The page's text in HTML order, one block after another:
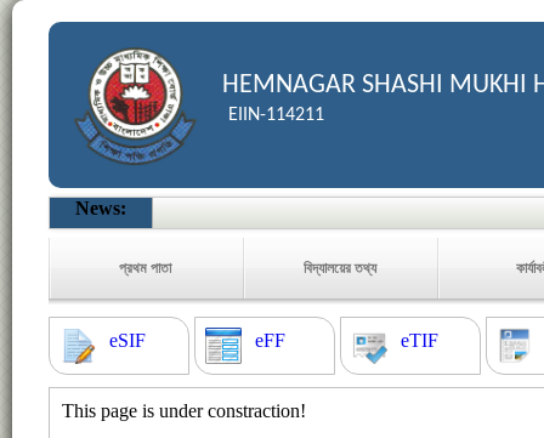
HEMNAGAR SHASHI MUKHI
EIIN-114211
News:
প্রথম পাতা বিদ্যালয়ের তথ্য
eSIF eFF eTIF
This page is under constraction!